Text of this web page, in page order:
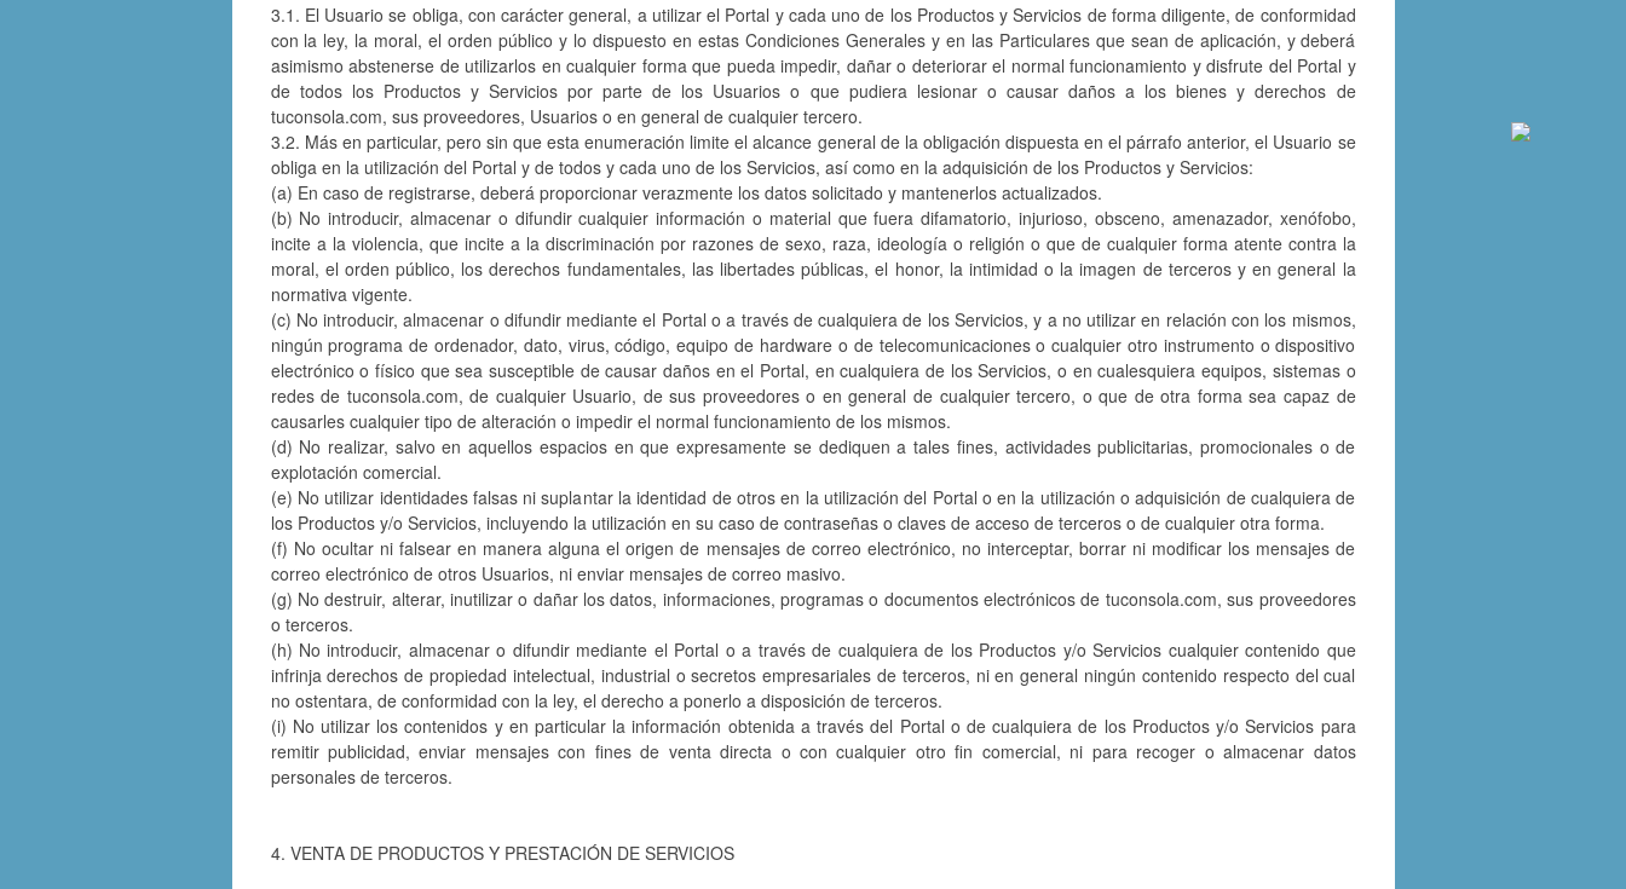
3.1. El Usuario se obliga, con carácter general, a utilizar el Portal y cada uno de los Productos y Servicios de forma diligente, de conformidad
con la ley, la moral, el orden público y lo dispuesto en estas Condiciones Generales y en las Particulares que sean de aplicación, y deberá
asimismo abstenerse de utilizarlos en cualquier forma que pueda impedir, dañar o deteriorar el normal funcionamiento y disfrute del Portal y
de todos los Productos y Servicios por parte de los Usuarios o que pudiera lesionar o causar daños a los bienes y derechos de
tuconsola.com, sus proveedores, Usuarios o en general de cualquier tercero.
3.2. Más en particular, pero sin que esta enumeración limite el alcance general de la obligación dispuesta en el párrafo anterior, el Usuario se
obliga en la utilización del Portal y de todos y cada uno de los Servicios, así como en la adquisición de los Productos y Servicios:
(a) En caso de registrarse, deberá proporcionar verazmente los datos solicitado y mantenerlos actualizados.
(b) No introducir, almacenar o difundir cualquier información o material que fuera difamatorio, injurioso, obsceno, amenazador, xenófobo,
incite a la violencia, que incite a la discriminación por razones de sexo, raza, ideología o religión o que de cualquier forma atente contra la
moral, el orden público, los derechos fundamentales, las libertades públicas, el honor, la intimidad o la imagen de terceros y en general la
normativa vigente.
(c) No introducir, almacenar o difundir mediante el Portal o a través de cualquiera de los Servicios, y a no utilizar en relación con los mismos,
ningún programa de ordenador, dato, virus, código, equipo de hardware o de telecomunicaciones o cualquier otro instrumento o dispositivo
electrónico o físico que sea susceptible de causar daños en el Portal, en cualquiera de los Servicios, o en cualesquiera equipos, sistemas o
redes de tuconsola.com, de cualquier Usuario, de sus proveedores o en general de cualquier tercero, o que de otra forma sea capaz de
causarles cualquier tipo de alteración o impedir el normal funcionamiento de los mismos.
(d) No realizar, salvo en aquellos espacios en que expresamente se dediquen a tales fines, actividades publicitarias, promocionales o de
explotación comercial.
(e) No utilizar identidades falsas ni suplantar la identidad de otros en la utilización del Portal o en la utilización o adquisición de cualquiera de
los Productos y/o Servicios, incluyendo la utilización en su caso de contraseñas o claves de acceso de terceros o de cualquier otra forma.
(f) No ocultar ni falsear en manera alguna el origen de mensajes de correo electrónico, no interceptar, borrar ni modificar los mensajes de
correo electrónico de otros Usuarios, ni enviar mensajes de correo masivo.
(g) No destruir, alterar, inutilizar o dañar los datos, informaciones, programas o documentos electrónicos de tuconsola.com, sus proveedores
o terceros.
(h) No introducir, almacenar o difundir mediante el Portal o a través de cualquiera de los Productos y/o Servicios cualquier contenido que
infrinja derechos de propiedad intelectual, industrial o secretos empresariales de terceros, ni en general ningún contenido respecto del cual
no ostentara, de conformidad con la ley, el derecho a ponerlo a disposición de terceros.
(i) No utilizar los contenidos y en particular la información obtenida a través del Portal o de cualquiera de los Productos y/o Servicios para
remitir publicidad, enviar mensajes con fines de venta directa o con cualquier otro fin comercial, ni para recoger o almacenar datos
personales de terceros.
4. VENTA DE PRODUCTOS Y PRESTACIÓN DE SERVICIOS